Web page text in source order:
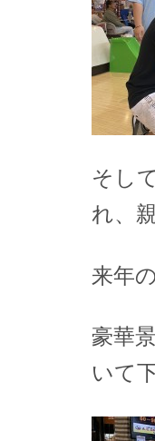
そし
れ、
来年
豪華
いて